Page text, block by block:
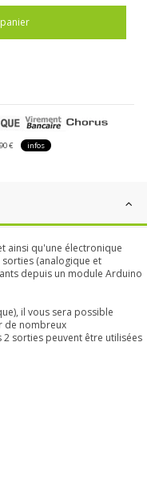
€ infos
ainsi qu'une électronique
(analogique et
depuis un module Arduino
il vous sera possible
de nombreux
2 sorties peuvent être utilisées